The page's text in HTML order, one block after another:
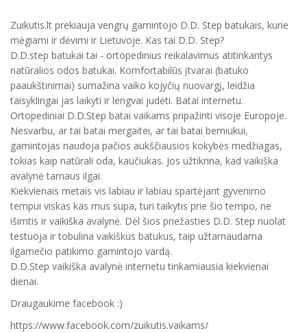
Zuikutis.lt prekiauja vengrų gamintojo D.D. Step batukais, kurie
mėgiami ir dėvimi ir Lietuvoje. Kas tai D.D. Step?
D.D.step batukai tai - ortopedinius reikalavimus atitinkantys
natūralios odos batukai. Komfortabilūs įtvarai (batuko
paaukštinimai) sumažina vaiko kojyčių nuovargį, leidžia
taisyklingai jas laikyti ir lengvai judėti. Batai internetu.
Ortopediniai D.D.Step batai vaikams pripažinti visoje Europoje.
Nesvarbu, ar tai batai mergaitei, ar tai batai berniukui,
gamintojas naudoja pačios aukščiausios kokybės medžiagas,
tokias kaip natūrali oda, kaučiukas. Jos užtikrina, kad vaikiška
avalynė tarnaus ilgai.
Kiekvienais metais vis labiau ir labiau spartėjant gyvenimo
tempui viskas kas mus supa, turi taikytis prie šio tempo, ne
išimtis ir vaikiška avalynė. Dėl šios priežasties D.D. Step nuolat
testuoja ir tobulina vaikiškus batukus, taip užtarnaudama
ilgamečio patikimo gamintojo vardą.
D.D.Step vaikiška avalynė internetu tinkamiausia kiekvienai
dienai.
Draugaukime facebook :)
https://www.facebook.com/zuikutis.vaikams/